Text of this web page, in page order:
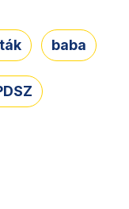
baba